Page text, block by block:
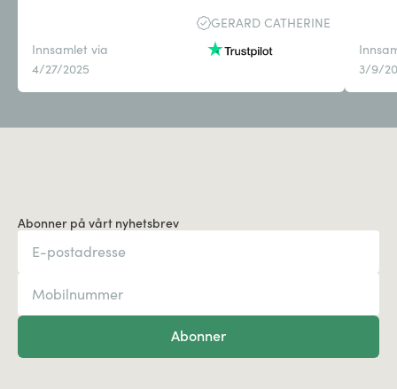
GERARD CATHERINE
Innsamlet via
4/27/2025
3/9/
Abonner på vårt nyhetsbrev
Abonner